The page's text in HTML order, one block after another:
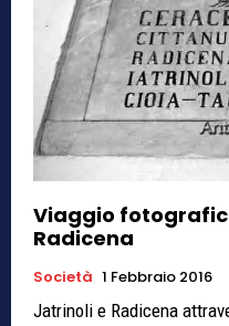
Viaggio
Radicena
Società 1 Febbraio 2016
Jatrinoli e Radicena